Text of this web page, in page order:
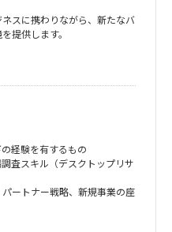
スに携わりながら、新たなバ
提供します。
経験を有するもの
査スキル（デスクトップリサ
ートナー戦略、新規事業の座